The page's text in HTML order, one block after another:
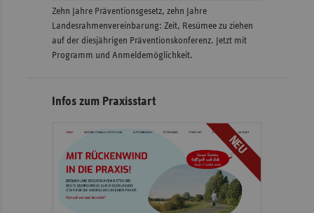
Zehn Jahre Präventionsgesetz, zehn Jahre
Landesrahmenvereinbarung: Zeit, Resümee zu ziehen
auf der diesjährigen Präventionskonferenz. Jetzt mit
Programm und Anmeldemöglichkeit.
Infos zum Praxisstart
NEU